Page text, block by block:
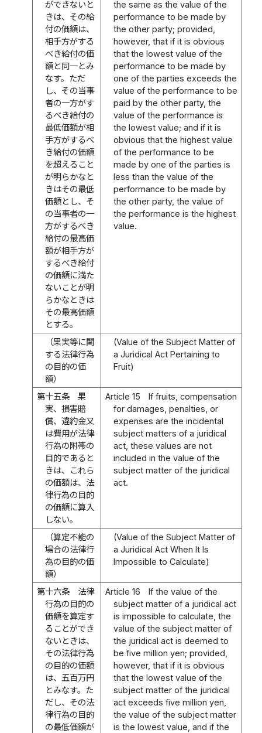
ができないと
きは、その給
付の価額は、
相手方がする
べき給付の価
額と同一とみ
なす。ただ
し、その当事
者の一方がす
るべき給付の
最低価額が相
手方がするべ
き給付の価額
を超えること
が明らかなと
きはその最低
価額とし、そ
の当事者の一
方がするべき
給付の最高価
額が相手方が
するべき給付
の価額に満た
ないことが明
らかなときは
その最高価額
とする。
the same as the value of the
performance to be made by
the other party; provided,
however, that if it is obvious
that the lowest value of the
performance to be made by
one of the parties exceeds the
value of the performance to be
paid by the other party, the
value of the performance is
the lowest value; and if it is
obvious that the highest value
of the performance to be
made by one of the parties is
less than the value of the
performance to be made by
the other party, the value of
the performance is the highest
value.
（果実等に関
する法律行為
の目的の価
額）
(Value of the Subject Matter of
a Juridical Act Pertaining to
Fruit)
第十五条
果
実、損害賠
償、違約金又
は費用が法律
行為の附帯の
目的であると
きは、これら
の価額は、法
律行為の目的
の価額に算入
しない。
Article 15
If fruits, compensation
for damages, penalties, or
expenses are the incidental
subject matters of a juridical
act, these values are not
included in the value of the
subject matter of the juridical
act.
（算定不能の
場合の法律行
為の目的の価
額）
(Value of the Subject Matter of
a Juridical Act When It Is
Impossible to Calculate)
第十六条
法律
行為の目的の
価額を算定す
ることができ
ないときは、
その法律行為
の目的の価額
は、五百万円
とみなす。た
だし、その法
律行為の目的
の最低価額が
Article 16
If the value of the
subject matter of a juridical act
is impossible to calculate, the
value of the subject matter of
the juridical act is deemed to
be five million yen; provided,
however, that if it is obvious
that the lowest value of the
subject matter of the juridical
act exceeds five million yen,
the value of the subject matter
is the lowest value, and if the